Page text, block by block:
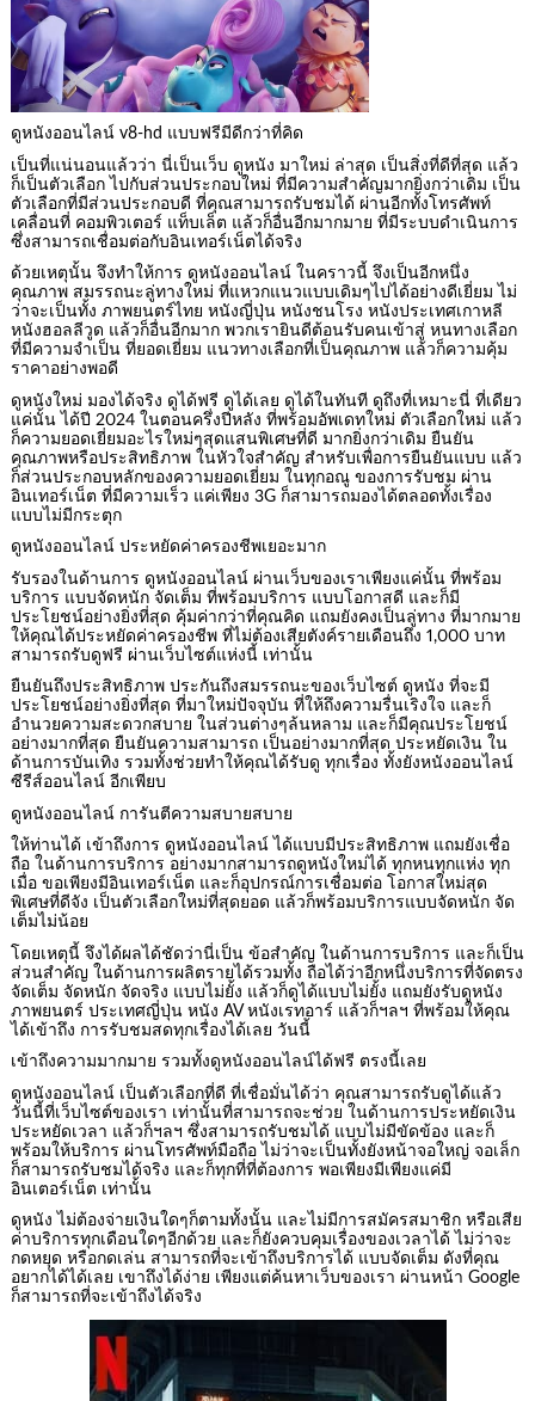
ดูหนังออนไลน์ v8-hd แบบฟรีมีดีกว่าที่คิด
เป็นที่แน่นอนแล้วว่า นี่เป็นเว็บ ดูหนัง มาใหม่ ล่าสุด เป็นสิ่งที่ดีที่สุด แล้ว
ก็เป็นตัวเลือก ไปกับส่วนประกอบใหม่ ที่มีความสำคัญมากยิ่งกว่าเดิม เป็น
ตัวเลือกที่มีส่วนประกอบดี ที่คุณสามารถรับชมได้ ผ่านอีกทั้งโทรศัพท์
เคลื่อนที่ คอมพิวเตอร์ แท็บเล็ต แล้วก็อื่นอีกมากมาย ที่มีระบบดำเนินการ
ซึ่งสามารถเชื่อมต่อกับอินเทอร์เน็ตได้จริง
ด้วยเหตุนั้น จึงทำให้การ ดูหนังออนไลน์ ในคราวนี้ จึงเป็นอีกหนึ่ง
คุณภาพ สมรรถนะลู่ทางใหม่ ที่แหวกแนวแบบเดิมๆไปได้อย่างดีเยี่ยม ไม่
ว่าจะเป็นทั้ง ภาพยนตร์ไทย หนังญี่ปุ่น หนังชนโรง หนังประเทศเกาหลี
หนังฮอลลีวูด แล้วก็อื่นอีกมาก พวกเรายินดีต้อนรับคนเข้าสู่ หนทางเลือก
ที่มีความจำเป็น ที่ยอดเยี่ยม แนวทางเลือกที่เป็นคุณภาพ แล้วก็ความคุ้ม
ราคาอย่างพอดี
ดูหนังใหม่ มองได้จริง ดูได้ฟรี ดูได้เลย ดูได้ในทันที ดูถึงที่เหมาะนี่ ที่เดียว
แค่นั้น ได้ปี 2024 ในตอนครึ่งปีหลัง ที่พร้อมอัพเดทใหม่ ตัวเลือกใหม่ แล้ว
ก็ความยอดเยี่ยมอะไรใหม่ๆสุดแสนพิเศษที่ดี มากยิ่งกว่าเดิม ยืนยัน
คุณภาพหรือประสิทธิภาพ ในหัวใจสำคัญ สำหรับเพื่อการยืนยันแบบ แล้ว
ก็ส่วนประกอบหลักของความยอดเยี่ยม ในทุกอณู ของการรับชม ผ่าน
อินเทอร์เน็ต ที่มีความเร็ว แค่เพียง 3G ก็สามารถมองได้ตลอดทั้งเรื่อง
แบบไม่มีกระตุก
ดูหนังออนไลน์ ประหยัดค่าครองชีพเยอะมาก
รับรองในด้านการ ดูหนังออนไลน์ ผ่านเว็บของเราเพียงแค่นั้น ที่พร้อม
บริการ แบบจัดหนัก จัดเต็ม ที่พร้อมบริการ แบบโอกาสดี และก็มี
ประโยชน์อย่างยิ่งที่สุด คุ้มค่ากว่าที่คุณคิด แถมยังคงเป็นลู่ทาง ที่มากมาย
ให้คุณได้ประหยัดค่าครองชีพ ที่ไม่ต้องเสียตังค์รายเดือนถึง 1,000 บาท
สามารถรับดูฟรี ผ่านเว็บไซต์แห่งนี้ เท่านั้น
ยืนยันถึงประสิทธิภาพ ประกันถึงสมรรถนะของเว็บไซต์ ดูหนัง ที่จะมี
ประโยชน์อย่างยิ่งที่สุด ที่มาใหม่ปัจจุบัน ที่ให้ถึงความรื่นเริงใจ และก็
อำนวยความสะดวกสบาย ในส่วนต่างๆล้นหลาม และก็มีคุณประโยชน์
อย่างมากที่สุด ยืนยันความสามารถ เป็นอย่างมากที่สุด ประหยัดเงิน ใน
ด้านการบันเทิง รวมทั้งช่วยทำให้คุณได้รับดู ทุกเรื่อง ทั้งยังหนังออนไลน์
ซีรีส์ออนไลน์ อีกเพียบ
ดูหนังออนไลน์ การันตีความสบายสบาย
ให้ท่านได้ เข้าถึงการ ดูหนังออนไลน์ ได้แบบมีประสิทธิภาพ แถมยังเชื่อ
ถือ ในด้านการบริการ อย่างมากสามารถดูหนังใหม่ได้ ทุกหนทุกแห่ง ทุก
เมื่อ ขอเพียงมีอินเทอร์เน็ต และก็อุปกรณ์การเชื่อมต่อ โอกาสใหม่สุด
พิเศษที่ดีจัง เป็นตัวเลือกใหม่ที่สุดยอด แล้วก็พร้อมบริการแบบจัดหนัก จัด
เต็มไม่น้อย
โดยเหตุนี้ จึงได้ผลได้ชัดว่านี่เป็น ข้อสำคัญ ในด้านการบริการ และก็เป็น
ส่วนสำคัญ ในด้านการผลิตรายได้รวมทั้ง ถือได้ว่าอีกหนึ่งบริการที่จัดตรง
จัดเต็ม จัดหนัก จัดจริง แบบไม่ยั้ง แล้วก็ดูได้แบบไม่ยั้ง แถมยังรับดูหนัง
ภาพยนตร์ ประเทศญี่ปุ่น หนัง AV หนังเรทอาร์ แล้วก็ฯลฯ ที่พร้อมให้คุณ
ได้เข้าถึง การรับชมสดทุกเรื่องได้เลย วันนี้
เข้าถึงความมากมาย รวมทั้งดูหนังออนไลน์ได้ฟรี ตรงนี้เลย
ดูหนังออนไลน์ เป็นตัวเลือกที่ดี ที่เชื่อมั่นได้ว่า คุณสามารถรับดูได้แล้ว
วันนี้ที่เว็บไซต์ของเรา เท่านั้นที่สามารถจะช่วย ในด้านการประหยัดเงิน
ประหยัดเวลา แล้วก็ฯลฯ ซึ่งสามารถรับชมได้ แบบไม่มีขัดข้อง และก็
พร้อมให้บริการ ผ่านโทรศัพท์มือถือ ไม่ว่าจะเป็นทั้งยังหน้าจอใหญ่ จอเล็ก
ก็สามารถรับชมได้จริง และก็ทุกที่ที่ต้องการ พอเพียงมีเพียงแค่มี
อินเตอร์เน็ต เท่านั้น
ดูหนัง ไม่ต้องจ่ายเงินใดๆก็ตามทั้งนั้น และไม่มีการสมัครสมาชิก หรือเสีย
ค่าบริการทุกเดือนใดๆอีกด้วย และก็ยังควบคุมเรื่องของเวลาได้ ไม่ว่าจะ
กดหยุด หรือกดเล่น สามารถที่จะเข้าถึงบริการได้ แบบจัดเต็ม ดังที่คุณ
อยากได้ได้เลย เขาถึงได้ง่าย เพียงแต่ค้นหาเว็บของเรา ผ่านหน้า Google
ก็สามารถที่จะเข้าถึงได้จริง